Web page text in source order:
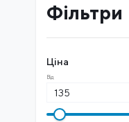
Фільтри
Ціна
Від